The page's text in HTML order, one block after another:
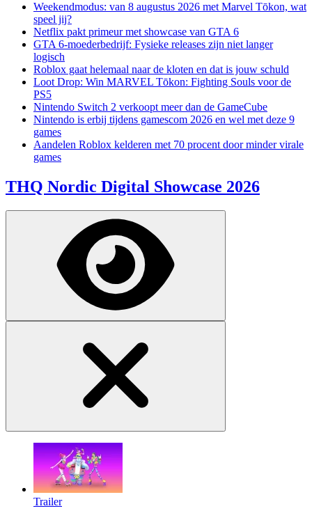
Weekendmodus: van 8 augustus 2026 met Marvel Tōkon, wat
speel jij?
Netflix pakt primeur met showcase van GTA 6
GTA 6-moederbedrijf: Fysieke releases zijn niet langer
logisch
Roblox gaat helemaal naar de kloten en dat is jouw schuld
Loot Drop: Win MARVEL Tōkon: Fighting Souls voor de
PS5
Nintendo Switch 2 verkoopt meer dan de GameCube
Nintendo is erbij tijdens gamescom 2026 en wel met deze 9
games
Aandelen Roblox kelderen met 70 procent door minder virale
games
THQ Nordic Digital Showcase 2026
Trailer